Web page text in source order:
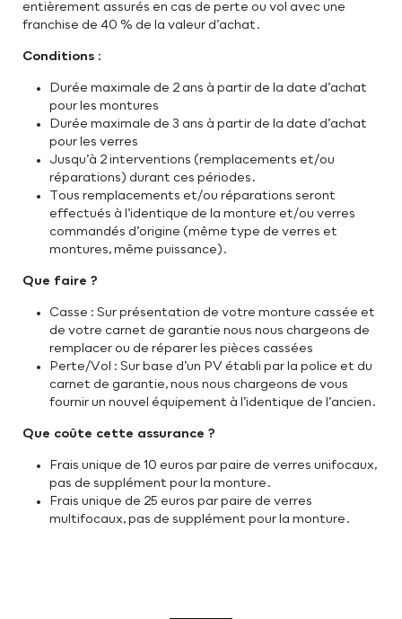
entièrement assurés en cas de perte ou vol avec une
franchise de 40 % de la valeur d’achat.
Conditions :
Durée maximale de 2 ans à partir de la date d’achat
pour les montures
Durée maximale de 3 ans à partir de la date d’achat
pour les verres
Jusqu’à 2 interventions (remplacements et/ou
réparations) durant ces périodes.
Tous remplacements et/ou réparations seront
effectués à l’identique de la monture et/ou verres
commandés d’origine (même type de verres et
montures, même puissance).
Que faire ?
Casse : Sur présentation de votre monture cassée et
de votre carnet de garantie nous nous chargeons de
remplacer ou de réparer les pièces cassées
Perte/Vol : Sur base d’un PV établi par la police et du
carnet de garantie, nous nous chargeons de vous
fournir un nouvel équipement à l’identique de l’ancien.
Que coûte cette assurance ?
Frais unique de 10 euros par paire de verres unifocaux,
pas de supplément pour la monture.
Frais unique de 25 euros par paire de verres
multifocaux, pas de supplément pour la monture.